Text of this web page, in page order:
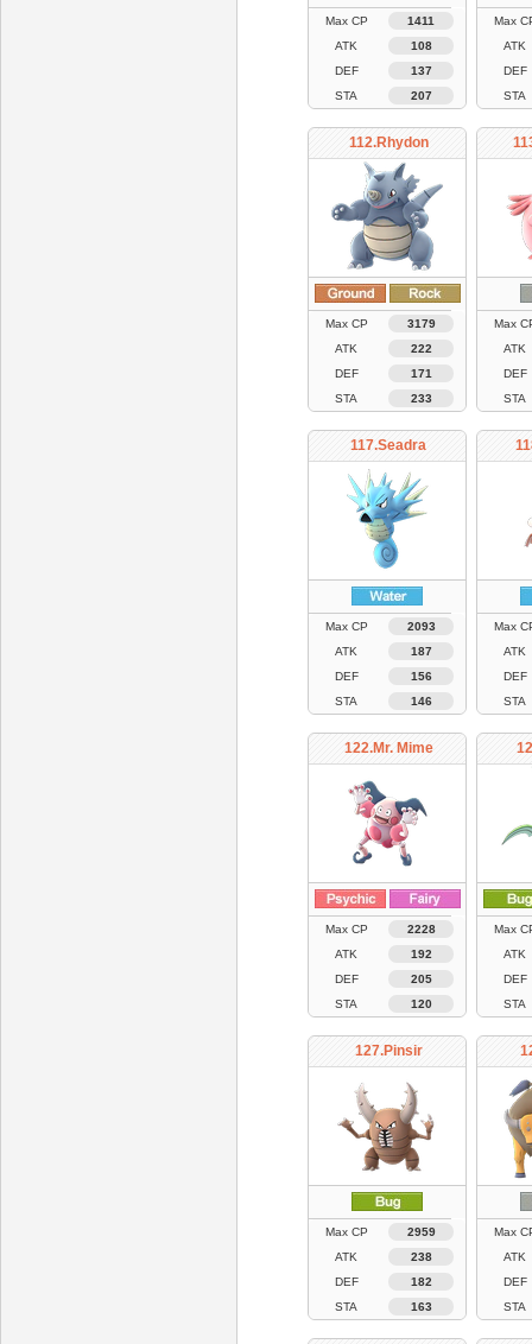
Max CP
1411
ATK
108
DEF
137
STA
207
Max
ATK
DEF
STA
112.Rhydon
Max CP
3179
ATK
222
DEF
171
STA
233
Max
ATK
DEF
STA
117.Seadra
Max CP
2093
ATK
187
DEF
156
STA
146
Max
ATK
DEF
STA
122.Mr. Mime
Max CP
2228
ATK
192
DEF
205
STA
120
Max
ATK
DEF
STA
127.Pinsir
Max CP
2959
ATK
238
DEF
182
STA
163
Max
ATK
DEF
STA